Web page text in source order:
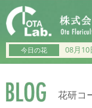
今日の花 08月10
花研コ